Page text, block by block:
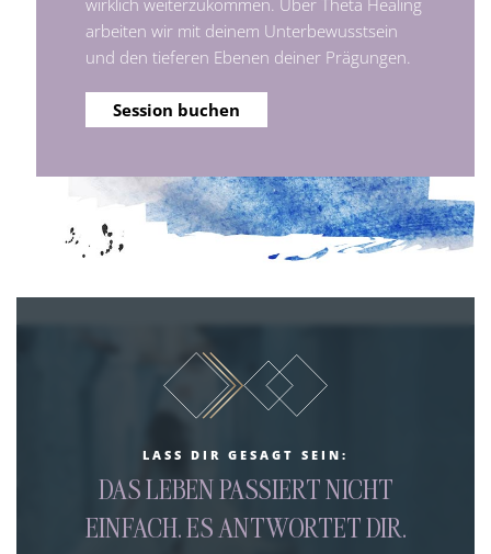
wirklich weiterzukommen. Über Theta Healing
arbeiten wir mit deinem Unterbewusstsein
und den tieferen Ebenen deiner Prägungen.
Session buchen
LASS DIR GESAGT SEIN:
DAS LEBEN PASSIERT NICHT
EINFACH. ES ANTWORTET DIR.